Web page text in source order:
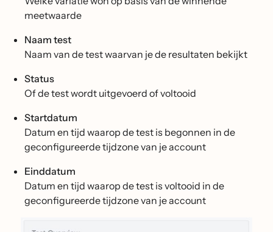
meetwaarde
Naam test
Naam van de test waarvan je de resultaten bekijkt
Status
Of de test wordt uitgevoerd of voltooid
Startdatum
Datum en tijd waarop de test is begonnen in de
geconfigureerde tijdzone van je account
Einddatum
Datum en tijd waarop de test is voltooid in de
geconfigureerde tijdzone van je account